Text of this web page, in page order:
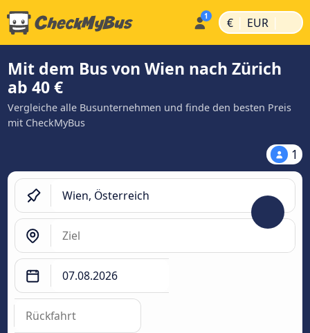
€ | EUR |
Mit dem Bus von Wien nach Zürich
ab 40 €
Vergleiche alle Busunternehmen und finde den besten Preis
mit CheckMyBus
1